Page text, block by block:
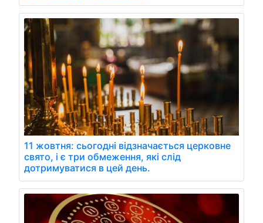
11 жовтня: сьогодні відзначається церковне
свято, і є три обмеження, які слід
дотримуватися в цей день.